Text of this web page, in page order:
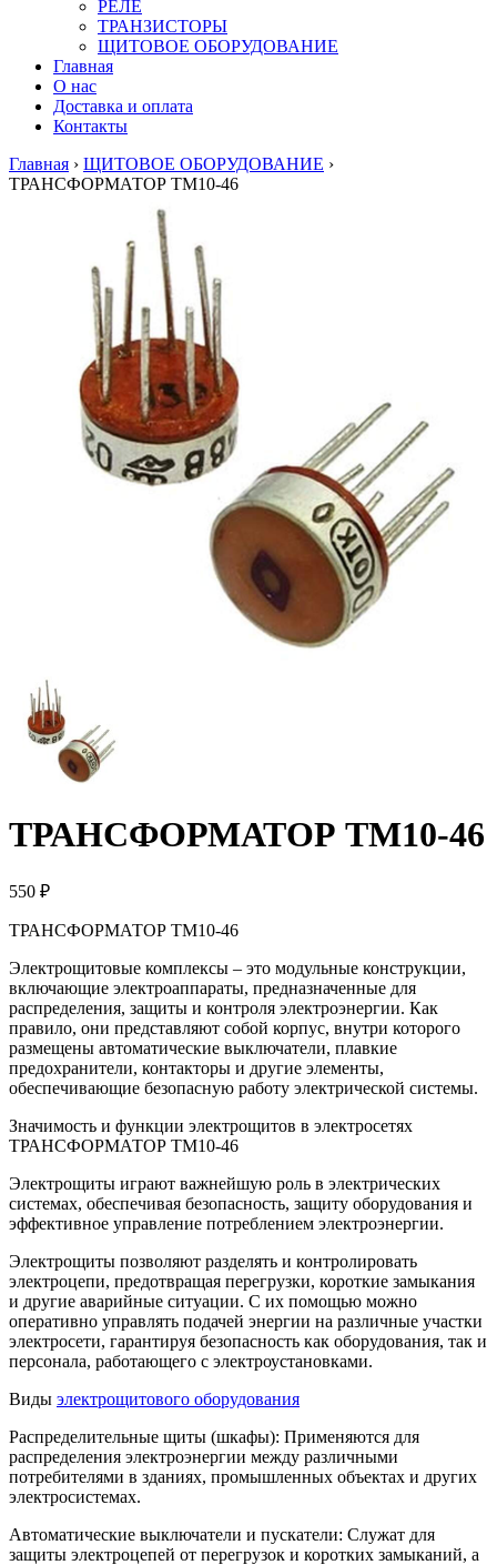
РЕЛЕ
ТРАНЗИСТОРЫ
ЩИТОВОЕ ОБОРУДОВАНИЕ
Главная
О нас
Доставка и оплата
Контакты
Главная › ЩИТОВОЕ ОБОРУДОВАНИЕ ›
ТРАНСФОРМАТОР ТМ10-46
ТРАНСФОРМАТОР ТМ10-46
550 ₽
ТРАНСФОРМАТОР ТМ10-46
Электрощитовые комплексы – это модульные конструкции,
включающие электроаппараты, предназначенные для
распределения, защиты и контроля электроэнергии. Как
правило, они представляют собой корпус, внутри которого
размещены автоматические выключатели, плавкие
предохранители, контакторы и другие элементы,
обеспечивающие безопасную работу электрической системы.
Значимость и функции электрощитов в электросетях
ТРАНСФОРМАТОР ТМ10-46
Электрощиты играют важнейшую роль в электрических
системах, обеспечивая безопасность, защиту оборудования и
эффективное управление потреблением электроэнергии.
Электрощиты позволяют разделять и контролировать
электроцепи, предотвращая перегрузки, короткие замыкания
и другие аварийные ситуации. С их помощью можно
оперативно управлять подачей энергии на различные участки
электросети, гарантируя безопасность как оборудования, так и
персонала, работающего с электроустановками.
Виды электрощитового оборудования
Распределительные щиты (шкафы): Применяются для
распределения электроэнергии между различными
потребителями в зданиях, промышленных объектах и других
электросистемах.
Автоматические выключатели и пускатели: Служат для
защиты электроцепей от перегрузок и коротких замыканий, а